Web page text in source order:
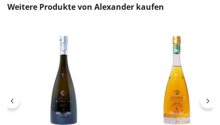
Produktgalerie überspringen
Weitere Produkte von Alexander kaufen